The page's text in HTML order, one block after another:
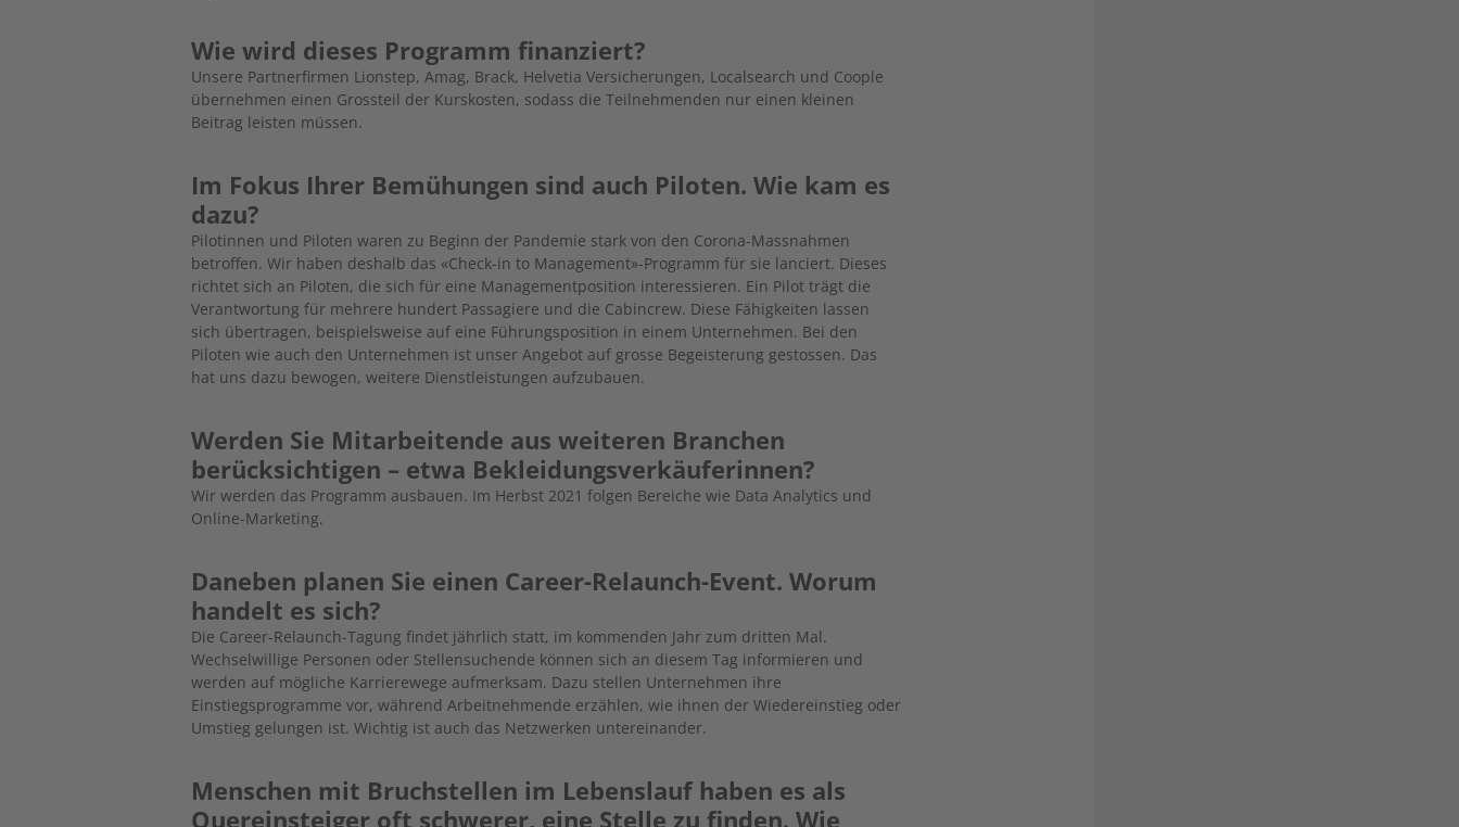
Wie wird dieses Programm finanziert?
Unsere Partnerfirmen Lionstep, Amag, Brack, Helvetia Versicherungen, Localsearch und Coople
übernehmen einen Grossteil der Kurskosten, sodass die Teilnehmenden nur einen kleinen
Beitrag leisten müssen.
Im Fokus Ihrer Bemühungen sind auch Piloten. Wie kam es
dazu?
Pilotinnen und Piloten waren zu Beginn der Pandemie stark von den Corona-Massnahmen
betroffen. Wir haben deshalb das «Check-in to Management»-Programm für sie lanciert. Dieses
richtet sich an Piloten, die sich für eine Managementposition interessieren. Ein Pilot trägt die
Verantwortung für mehrere hundert Passagiere und die Cabincrew. Diese Fähigkeiten lassen
sich übertragen, beispielsweise auf eine Führungsposition in einem Unternehmen. Bei den
Piloten wie auch den Unternehmen ist unser Angebot auf grosse Begeisterung gestossen. Das
hat uns dazu bewogen, weitere Dienstleistungen aufzubauen.
Werden Sie Mitarbeitende aus weiteren Branchen
berücksichtigen – etwa Bekleidungsverkäuferinnen?
Wir werden das Programm ausbauen. Im Herbst 2021 folgen Bereiche wie Data Analytics und
Online-Marketing.
Daneben planen Sie einen Career-Relaunch-Event. Worum
handelt es sich?
Die Career-Relaunch-Tagung findet jährlich statt, im kommenden Jahr zum dritten Mal.
Wechselwillige Personen oder Stellensuchende können sich an diesem Tag informieren und
werden auf mögliche Karrierewege aufmerksam. Dazu stellen Unternehmen ihre
Einstiegsprogramme vor, während Arbeitnehmende erzählen, wie ihnen der Wiedereinstieg oder
Umstieg gelungen ist. Wichtig ist auch das Netzwerken untereinander.
Menschen mit Bruchstellen im Lebenslauf haben es als
Quereinsteiger oft schwerer, eine Stelle zu finden. Wie